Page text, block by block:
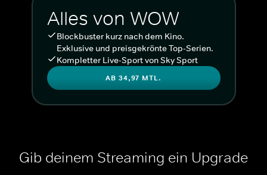
Alles von WOW
Blockbuster kurz nach dem Kino.
Exklusive und preisgekrönte Top-Serien.
Kompletter Live-Sport von Sky Sport
AB 34,97 MTL.
Gib deinem Streaming ein Upgrade